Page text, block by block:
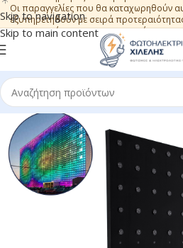
Skip to navigation
Skip to main content
Οι παραγγελίες που θα καταχωρηθούν
εξυπηρετηθούν με σειρά
ευχαριστούμε για την εμπιστοσύνη.